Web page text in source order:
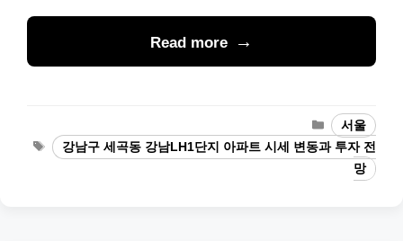
Read more
Categories
서울
Tags강남구 세곡동 강남LH1단지 아파트 시세 변동과 투자 전
망